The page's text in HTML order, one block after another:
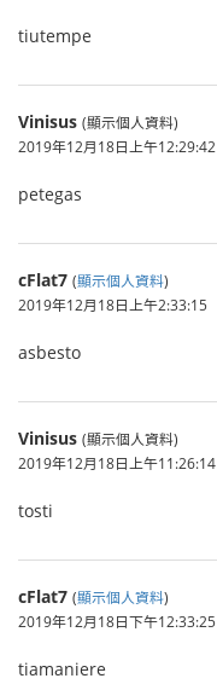
tiutempe
Vinisus (顯示個人資料)
2019年12月18日上午12:29:42
petegas
cFlat7 (顯示個人資料)
2019年12月18日上午2:33:15
asbesto
Vinisus (顯示個人資料)
2019年12月18日上午11:26:14
tosti
cFlat7 (顯示個人資料)
2019年12月18日下午12:33:25
tiamaniere